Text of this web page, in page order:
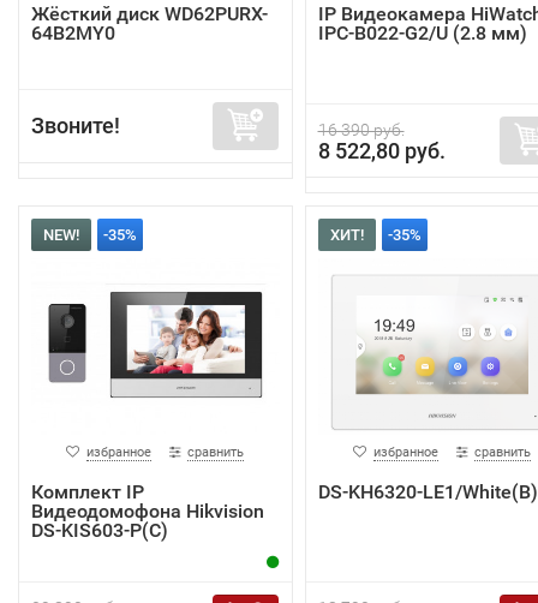
Жёсткий диск WD62PURX-
64B2MY0
Звоните!
IP Видеокамера
IPC-B022-G2/U (2.8 мм)
16 390 руб.
8 522,80 руб.
NEW! -35%
избранное сравнить
Комплект IP
Видеодомофона Hikvision
DS-KIS603-P(C)
ХИТ! -35%
избранное сравнить
DS-KH6320-LE1/White(B)